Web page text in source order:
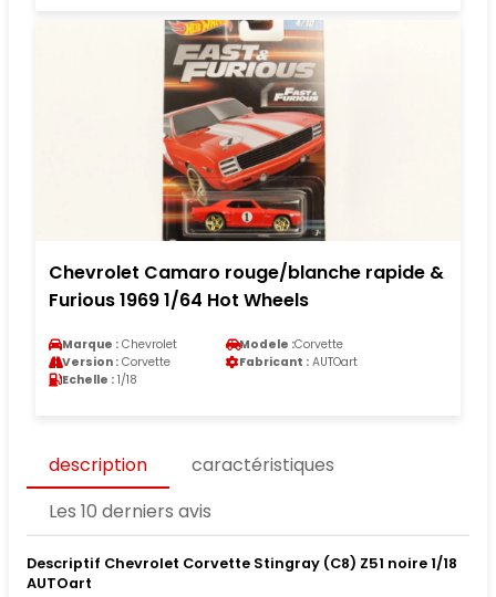
Chevrolet Camaro rouge/blanche rapide &
Furious 1969 1/64 Hot Wheels
Marque : Chevrolet Modele :Corvette
Version : Corvette Fabricant : AUTOart
Echelle : 1/18
description
caractéristiques
Les 10 derniers avis
Descriptif Chevrolet Corvette Stingray (C8) Z51 noire 1/18
AUTOart